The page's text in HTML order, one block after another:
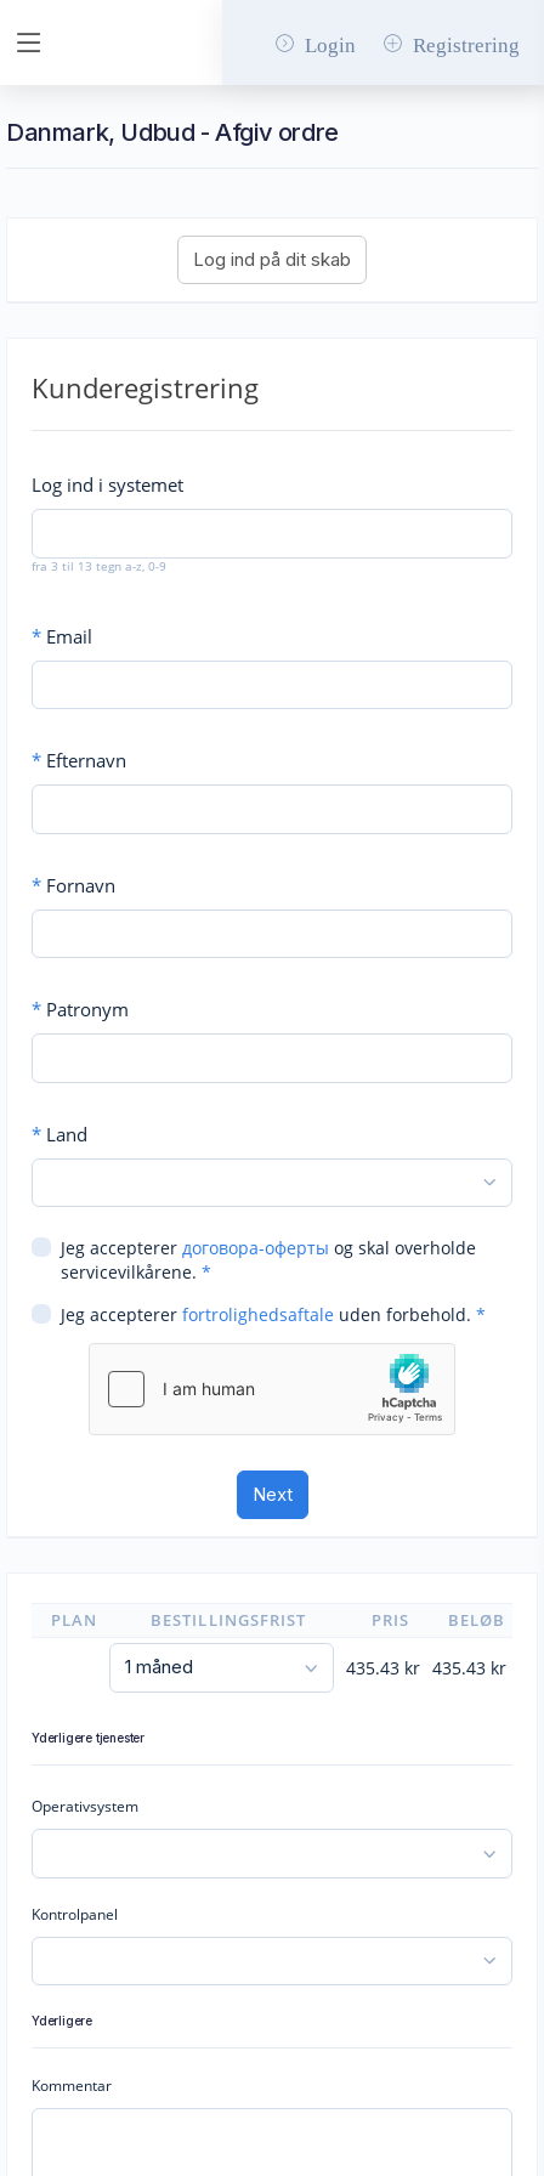
Login Registrering
Danmark, Udbud - Afgiv ordre
Kunderegistrering
Log ind i systemet
fra 3 til 13 tegn a-z, 0-9
* Email
* Efternavn
* Fornavn
* Patronym
* Land
Jeg accepterer договора-оферты og skal overholde
servicevilkårene. *
Jeg accepterer fortrolighedsaftale uden forbehold. *
PLAN BESTILLINGSFRIST PRIS BELØB
435.43 kr 435.43 kr
Yderligere tjenester
Operativsystem
Kontrolpanel
Yderligere
Kommentar